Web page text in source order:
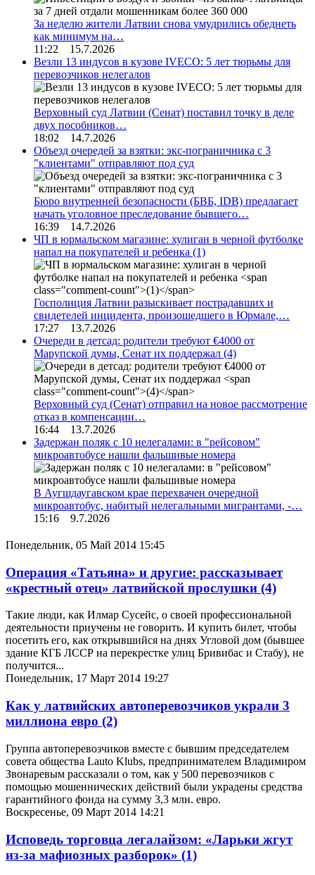
За неделю жители Латвии снова умудрились обеднеть
как минимум на…
11:22 15.7.2026
Везли 13 индусов в кузове IVECO: 5 лет тюрьмы для
перевозчиков нелегалов
Верховный суд Латвии (Сенат) поставил точку в деле
двух пособников…
18:02 14.7.2026
Объезд очередей за взятки: экс-пограничника с 3
"клиентами" отправляют под суд
Бюро внутренней безопасности (БВБ, IDB) предлагает
начать уголовное преследование бывшего…
16:39 14.7.2026
ЧП в юрмальском магазине: хулиган в черной футболке
напал на покупателей и ребенка (1)
Госполиция Латвии разыскивает пострадавших и
свидетелей инцидента, произошедшего в Юрмале,…
17:27 13.7.2026
Очереди в детсад: родители требуют €4000 от
Марупской думы, Сенат их поддержал (4)
Верховный суд (Сенат) отправил на новое рассмотрение
отказ в компенсации…
16:44 13.7.2026
Задержан поляк с 10 нелегалами: в "рейсовом"
микроавтобусе нашли фальшивые номера
В Аугшдаугавском крае перехвачен очередной
микроавтобус, набитый нелегальными мигрантами, -…
15:16 9.7.2026
Понедельник, 05 Май 2014 15:45
Операция «Татьяна» и другие: рассказывает
«крестный отец» латвийской прослушки (4)
Такие люди, как Илмар Сусейс, о своей профессиональной
деятельности приучены не говорить. И купить билет, чтобы
посетить его, как открывшийся на днях Угловой дом (бывшее
здание КГБ ЛССР на перекрестке улиц Бривибас и Стабу), не
получится...
Понедельник, 17 Март 2014 19:27
Как у латвийских автоперевозчиков украли 3
миллиона евро (2)
Группа автоперевозчиков вместе с бывшим председателем
совета общества Lauto Klubs, предпринимателем Владимиром
Звонаревым рассказали о том, как у 500 перевозчиков с
помощью мошеннических действий были украдены средства
гарантийного фонда на сумму 3,3 млн. евро.
Воскресенье, 09 Март 2014 14:21
Исповедь торговца легалайзом: «Ларьки жгут
из-за мафиозных разборок» (1)